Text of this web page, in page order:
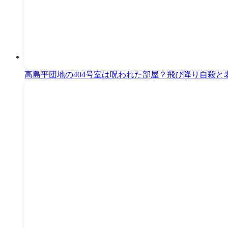
高島平団地の404号室は呪われた部屋？飛び降り自殺と